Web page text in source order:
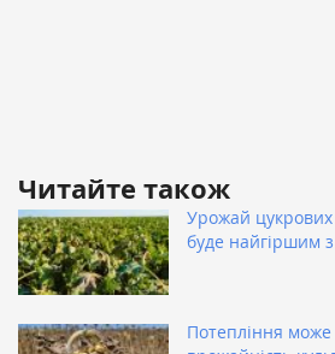
Читайте також
Урожай цукрових
буде найгіршим
Потепління